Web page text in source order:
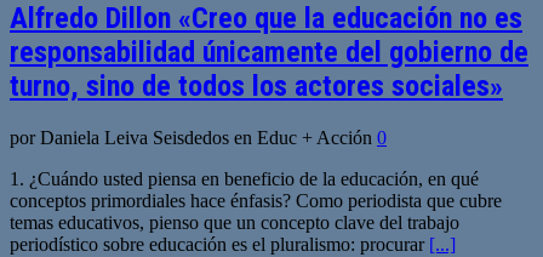
Alfredo Dillon «Creo que la educación no es
responsabilidad únicamente del gobierno de
turno, sino de todos los actores sociales»
por Daniela Leiva Seisdedos en Educ + Acción 0
1. ¿Cuándo usted piensa en beneficio de la educación, en qué
conceptos primordiales hace énfasis? Como periodista que cubre
temas educativos, pienso que un concepto clave del trabajo
periodístico sobre educación es el pluralismo: procurar [...]